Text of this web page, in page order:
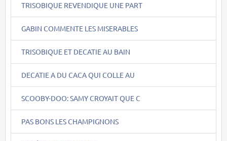
TRISOBIQUE REVENDIQUE UNE PART
GABIN COMMENTE LES MISERABLES
TRISOBIQUE ET DECATIE AU BAIN
DECATIE A DU CACA QUI COLLE AU
SCOOBY-DOO: SAMY CROYAIT QUE C
PAS BONS LES CHAMPIGNONS